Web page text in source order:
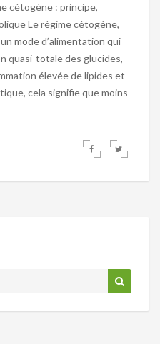
cétogène : principe,
Le régime cétogène,
mode d’alimentation qui
quasi-totale des glucides,
élevée de lipides et
cela signifie que moins